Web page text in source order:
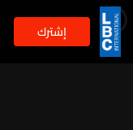
إشترك